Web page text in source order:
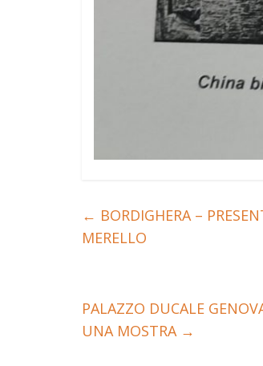
← BORDIGHERA –
MERELLO
PALAZZO DUCALE
UNA MOSTRA →